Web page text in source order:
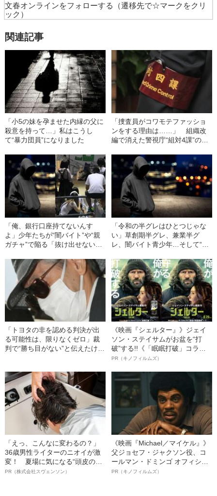
文春オンラインをフォローする
（遷移先で☆マークをクリ
ック）
関連記事
「小5の妹を孕ませた内縁の父に
殺意を持って…」私はこうし
て“暴力団員”になりました
「捜査員がコワモテファッショ
ンをする理由は……」 組織改
編で消えた警視庁“組対4課”の思
課”の大きな違いとは？
「俺、銀行口座持てないんす
よ」少年たちが“闇バイト”や“親
ガチャ”で陥る「抜け出せない苦
る令和日本》
「令和の半グレはひとつじゃな
い」草創期半グレ、兼業半グ
レ、闇バイト青少年…そして“危
《アングラ世界のリアル》
「トヨタの非を認める判決が出
る可能性は、限りなくゼロ」裁
判で“勝ち目がない”と伝えたけれ
の葛藤」
《映画『シェルター』》ジェイ
ソン・ステイサムがお盆を“打
破”する!!《「眠眠打破」コラ
ボ》
PR（キノフィルムズ）
「えっ、こんなに変わるの？」
36歳男性ライターのニオイが激
変！ 夏場に気になる“頭皮のニ
オイ”や“ベタつき”を解消す
PR（株式会社スヴェンソン）
《映画『Michael／マイケル』》
父ジョセフ・ジャクソン役、コ
ールマン・ドミンゴ オフィシャ
ルインタビュー“観客を魅了した
PR（キノフィルムズ）